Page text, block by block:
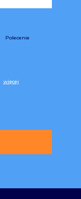
Polecenie